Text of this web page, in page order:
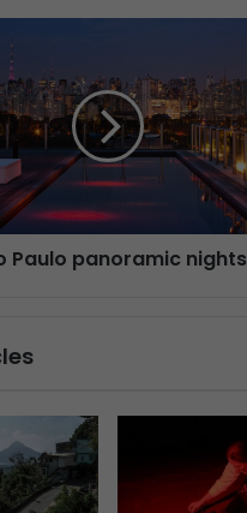
Paulo panoramic nights